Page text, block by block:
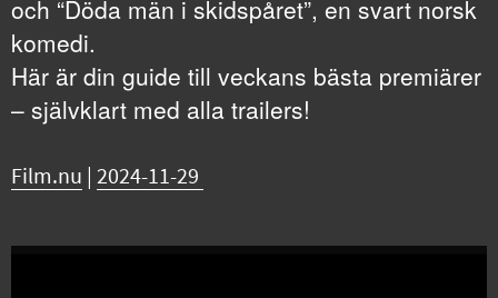
och “Döda män i skidspåret”, en svart norsk
komedi.
Här är din guide till veckans bästa premiärer
– självklart med alla trailers!
Film.nu 2024-11-29